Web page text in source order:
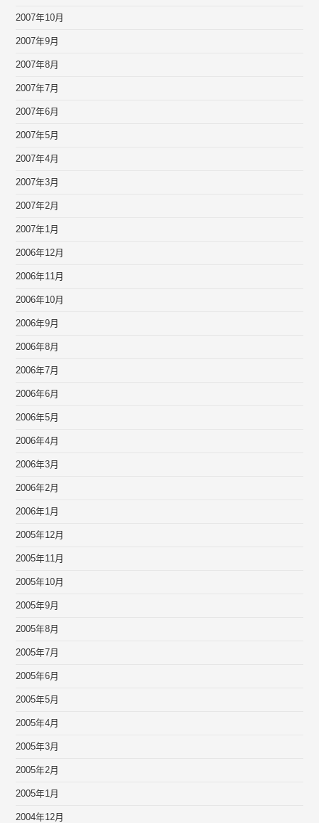
2007年10月
2007年9月
2007年8月
2007年7月
2007年6月
2007年5月
2007年4月
2007年3月
2007年2月
2007年1月
2006年12月
2006年11月
2006年10月
2006年9月
2006年8月
2006年7月
2006年6月
2006年5月
2006年4月
2006年3月
2006年2月
2006年1月
2005年12月
2005年11月
2005年10月
2005年9月
2005年8月
2005年7月
2005年6月
2005年5月
2005年4月
2005年3月
2005年2月
2005年1月
2004年12月